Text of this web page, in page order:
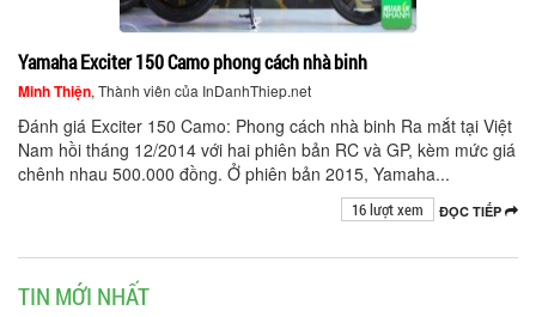
Yamaha Exciter 150 Camo phong cách nhà binh
Minh Thiện, Thành viên của InDanhThiep.net
Đánh giá Exciter 150 Camo: Phong cách nhà binh Ra mắt tại Việt
Nam hồi tháng 12/2014 với hai phiên bản RC và GP, kèm mức giá
chênh nhau 500.000 đồng. Ở phiên bản 2015, Yamaha...
ĐỌC TIẾP
16 lượt xem
TIN MỚI NHẤT